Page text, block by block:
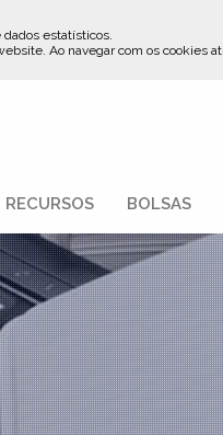
estatísticos.
.Ao navegar com os cookies
RECURSOS BOLSAS